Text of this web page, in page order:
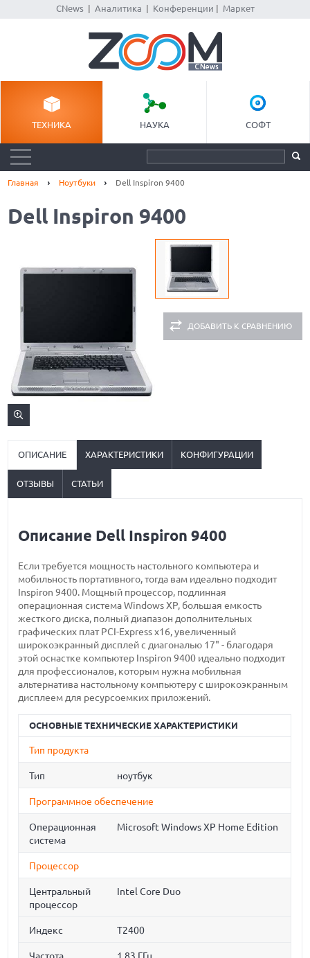
CNews| Аналитика Конференции Маркет
ТЕХНИКА НАУКА СОФТ
Главная Ноутбуки Dell Inspiron 9400
Dell Inspiron 9400
ДОБАВИТЬ К СРАВНЕНИЮ
ОПИСАНИЕ ХАРАКТЕРИСТИКИ КОНФИГУРАЦИИ
ОТЗЫВЫ СТАТЬИ
Описание Dell Inspiron 9400
Если требуется мощность настольного компьютера и
мобильность портативного, тогда вам идеально подходит
Inspiron 9400. Мощный процессор, подлинная
операционная система Windows XP, большая емкость
жесткого диска, полный диапазон дополнительных
графических плат PCI-Express x16, увеличенный
широкоэкранный дисплей с диагональю 17" - благодаря
этой оснастке компьютер Inspiron 9400 идеально подходит
для профессионалов, которым нужна мобильная
альтернатива настольному компьютеру с широкоэкранным
дисплеем для ресурсоемких приложений.
ОСНОВНЫЕ ТЕХНИЧЕСКИЕ ХАРАКТЕРИСТИКИ
Тип продукта
Тип ноутбук
Программное обеспечение
Операционная
система
Microsoft Windows XP Home Edition
Процессор
Центральный
процессор
Intel Core Duo
Индекс T2400